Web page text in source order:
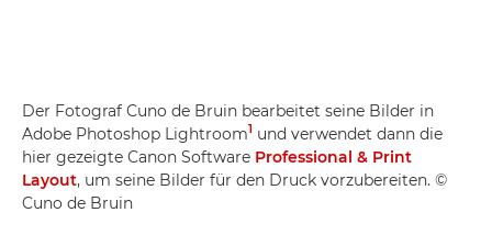
Der Fotograf Cuno de Bruin bearbeitet seine Bilder in
Adobe Photoshop Lightroom1 und verwendet dann die
hier gezeigte Canon Software Professional & Print
Layout, um seine Bilder für den Druck vorzubereiten. ©
Cuno de Bruin